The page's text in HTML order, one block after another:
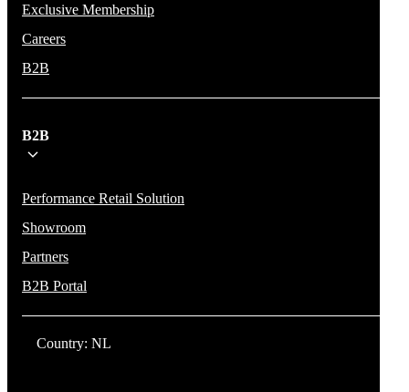
Exclusive Membership
Careers
B2B
B2B
Performance Retail Solution
Showroom
Partners
B2B Portal
Country: NL